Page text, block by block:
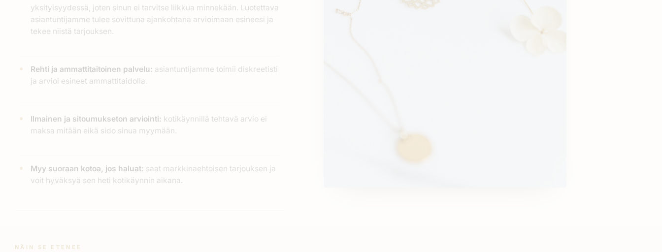
yksityisyydessä, joten sinun ei tarvitse liikkua minnekään. Luotettava
asiantuntijamme tulee sovittuna ajankohtana arvioimaan esineesi ja
tekee niistä tarjouksen.
Rehti ja ammattitaitoinen palvelu: asiantuntijamme toimii diskreetisti
ja arvioi esineet ammattitaidolla.
Ilmainen ja sitoumukseton arviointi: kotikäynnillä tehtavä arvio ei
maksa mitään eikä sido sinua myymään.
Myy suoraan kotoa, jos haluat: saat markkinaehtoisen tarjouksen ja
voit hyväksyä sen heti kotikäynnin aikana.
NÄIN SE ETENEE